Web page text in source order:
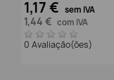
1,17 € sem IVA
1,44 € com IVA
0 Avaliação(ões)